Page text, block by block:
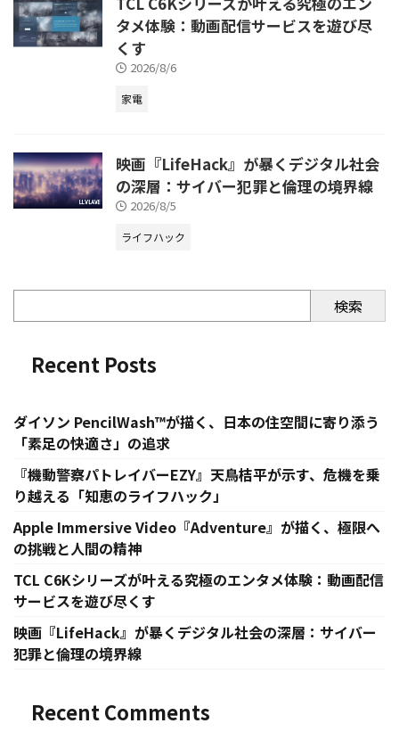
タメ体験：動画配信サービスを遊び尽
くす
2026/8/6
家電
映画『LifeHack』が暴くデジタル社会
の深層：サイバー犯罪と倫理の境界線
2026/8/5
ライフハック
検索
Recent Posts
ダイソン PencilWash™が描く、日本の住空間に寄り添う
「素足の快適さ」の追求
『機動警察パトレイバーEZY』天鳥桔平が示す、危機を乗
り越える「知恵のライフハック」
Apple Immersive Video『Adventure』が描く、極限へ
の挑戦と人間の精神
TCL C6Kシリーズが叶える究極のエンタメ体験：動画配信
サービスを遊び尽くす
映画『LifeHack』が暴くデジタル社会の深層：サイバー
犯罪と倫理の境界線
Recent Comments